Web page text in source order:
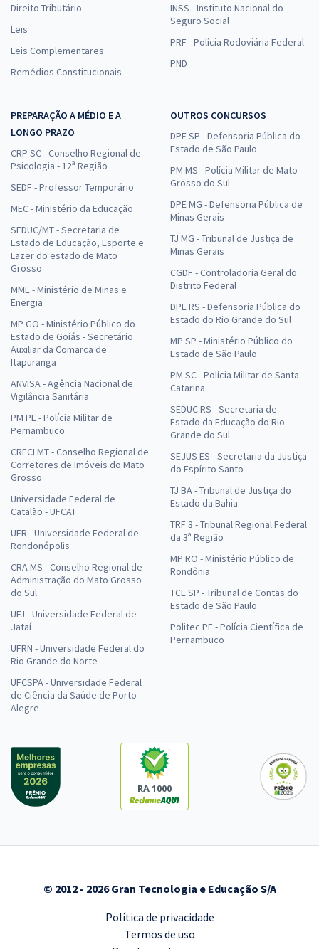
Direito Tributário
Leis
Leis Complementares
Remédios Constitucionais
INSS - Instituto Nacional do
Seguro Social
PRF - Polícia Rodoviária Federal
PND
PREPARAÇÃO A MÉDIO E A
LONGO PRAZO
CRP SC - Conselho Regional de
Psicologia - 12ª Região
SEDF - Professor Temporário
MEC - Ministério da Educação
SEDUC/MT - Secretaria de
Estado de Educação, Esporte e
Lazer do estado de Mato
Grosso
MME - Ministério de Minas e
Energia
MP GO - Ministério Público do
Estado de Goiás - Secretário
Auxiliar da Comarca de
Itapuranga
ANVISA - Agência Nacional de
Vigilância Sanitária
PM PE - Polícia Militar de
Pernambuco
CRECI MT - Conselho Regional de
Corretores de Imóveis do Mato
Grosso
Universidade Federal de
Catalão - UFCAT
UFR - Universidade Federal de
Rondonópolis
CRA MS - Conselho Regional de
Administração do Mato Grosso
do Sul
UFJ - Universidade Federal de
Jataí
UFRN - Universidade Federal do
Rio Grande do Norte
UFCSPA - Universidade Federal
de Ciência da Saúde de Porto
Alegre
OUTROS CONCURSOS
DPE SP - Defensoria Pública do
Estado de São Paulo
PM MS - Polícia Militar de Mato
Grosso do Sul
DPE MG - Defensoria Pública de
Minas Gerais
TJ MG - Tribunal de Justiça de
Minas Gerais
CGDF - Controladoria Geral do
Distrito Federal
DPE RS - Defensoria Pública do
Estado do Rio Grande do Sul
MP SP - Ministério Público do
Estado de São Paulo
PM SC - Polícia Militar de Santa
Catarina
SEDUC RS - Secretaria de
Estado da Educação do Rio
Grande do Sul
SEJUS ES - Secretaria da Justiça
do Espírito Santo
TJ BA - Tribunal de Justiça do
Estado da Bahia
TRF 3 - Tribunal Regional Federal
da 3ª Região
MP RO - Ministério Público de
Rondônia
TCE SP - Tribunal de Contas do
Estado de São Paulo
Politec PE - Polícia Científica de
Pernambuco
RA 1000
© 2012 - 2026 Gran Tecnologia e Educação S/A
Política de privacidade
Termos de uso